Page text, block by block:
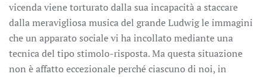
vicenda viene torturato dalla sua incapacità a staccare
dalla meravigliosa musica del grande Ludwig le immagini
che un apparato sociale vi ha incollato mediante una
tecnica del tipo stimolo-risposta. Ma questa situazione
non è affatto eccezionale perché ciascuno di noi, in